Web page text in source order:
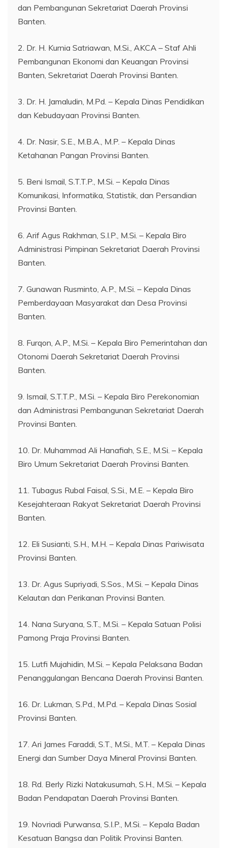
dan Pembangunan Sekretariat Daerah Provinsi
Banten.
2. Dr. H. Kurnia Satriawan, M.Si., AKCA – Staf Ahli
Pembangunan Ekonomi dan Keuangan Provinsi
Banten, Sekretariat Daerah Provinsi Banten.
3. Dr. H. Jamaludin, M.Pd. – Kepala Dinas Pendidikan
dan Kebudayaan Provinsi Banten.
4. Dr. Nasir, S.E., M.B.A., M.P. – Kepala Dinas
Ketahanan Pangan Provinsi Banten.
5. Beni Ismail, S.T.T.P., M.Si. – Kepala Dinas
Komunikasi, Informatika, Statistik, dan Persandian
Provinsi Banten.
6. Arif Agus Rakhman, S.I.P., M.Si. – Kepala Biro
Administrasi Pimpinan Sekretariat Daerah Provinsi
Banten.
7. Gunawan Rusminto, A.P., M.Si. – Kepala Dinas
Pemberdayaan Masyarakat dan Desa Provinsi
Banten.
8. Furqon, A.P., M.Si. – Kepala Biro Pemerintahan dan
Otonomi Daerah Sekretariat Daerah Provinsi
Banten.
9. Ismail, S.T.T.P., M.Si. – Kepala Biro Perekonomian
dan Administrasi Pembangunan Sekretariat Daerah
Provinsi Banten.
10. Dr. Muhammad Ali Hanafiah, S.E., M.Si. – Kepala
Biro Umum Sekretariat Daerah Provinsi Banten.
11. Tubagus Rubal Faisal, S.Si., M.E. – Kepala Biro
Kesejahteraan Rakyat Sekretariat Daerah Provinsi
Banten.
12. Eli Susianti, S.H., M.H. – Kepala Dinas Pariwisata
Provinsi Banten.
13. Dr. Agus Supriyadi, S.Sos., M.Si. – Kepala Dinas
Kelautan dan Perikanan Provinsi Banten.
14. Nana Suryana, S.T., M.Si. – Kepala Satuan Polisi
Pamong Praja Provinsi Banten.
15. Lutfi Mujahidin, M.Si. – Kepala Pelaksana Badan
Penanggulangan Bencana Daerah Provinsi Banten.
16. Dr. Lukman, S.Pd., M.Pd. – Kepala Dinas Sosial
Provinsi Banten.
17. Ari James Faraddi, S.T., M.Si., M.T. – Kepala Dinas
Energi dan Sumber Daya Mineral Provinsi Banten.
18. Rd. Berly Rizki Natakusumah, S.H., M.Si. – Kepala
Badan Pendapatan Daerah Provinsi Banten.
19. Novriadi Purwansa, S.I.P., M.Si. – Kepala Badan
Kesatuan Bangsa dan Politik Provinsi Banten.